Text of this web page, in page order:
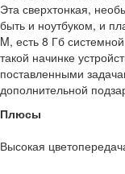
Эта сверхтонкая,
быть и ноутбуком, и
M, есть 8 Гб
такой начинке
поставленными
дополнительной
Плюсы
Высокая